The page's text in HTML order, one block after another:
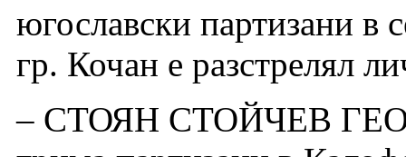
югославски партизани в
гр. Кочан е разстрелял
– СТОЯН СТОЙЧЕВ